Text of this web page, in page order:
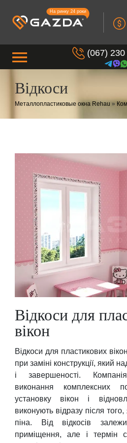
На ринку 24 роки
(067)
(099) 230
(050) 230
Відкоси
Металлопластиковые окна Rehau »
Відкоси для
вікон
Відкоси для пластикових
при заміні конструкції, який
і завершеності.
виконання комплексних
установку вікон і
виконують відразу після
піна. Від відкосів
приміщення, але і термін